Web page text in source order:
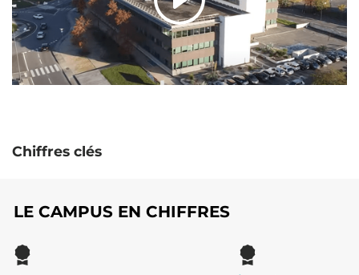
Chiffres clés
LE CAMPUS EN CHIFFRES